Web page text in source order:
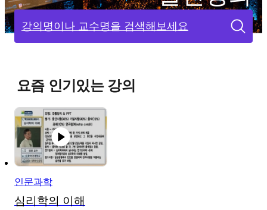
강의명이나 교수명을 검색해보세요
요즘 인기있는 강의
인문과학
심리학의 이해